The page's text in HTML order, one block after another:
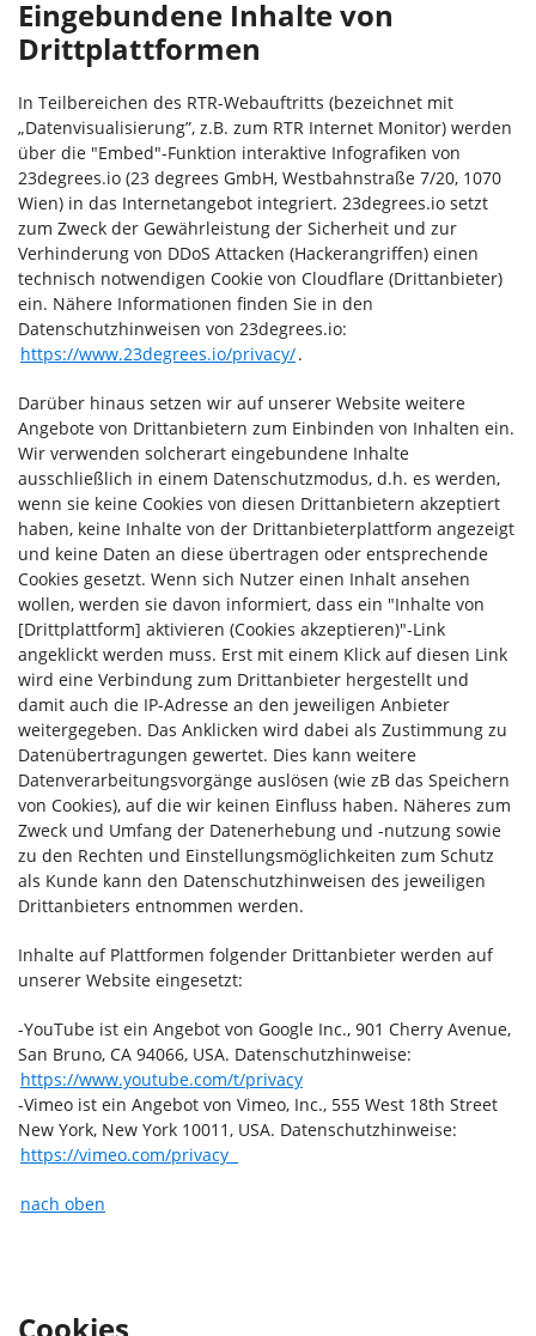
Eingebundene Inhalte von
Drittplattformen
In Teilbereichen des RTR-Webauftritts (bezeichnet mit
„Datenvisualisierung”, z.B. zum RTR Internet Monitor) werden
über die "Embed"-Funktion interaktive Infografiken von
23degrees.io (23 degrees GmbH, Westbahnstraße 7/20, 1070
Wien) in das Internetangebot integriert. 23degrees.io setzt
zum Zweck der Gewährleistung der Sicherheit und zur
Verhinderung von DDoS Attacken (Hackerangriffen) einen
technisch notwendigen Cookie von Cloudflare (Drittanbieter)
ein. Nähere Informationen finden Sie in den
Datenschutzhinweisen von 23degrees.io:
https://www.23degrees.io/privacy/.
Darüber hinaus setzen wir auf unserer Website weitere
Angebote von Drittanbietern zum Einbinden von Inhalten ein.
Wir verwenden solcherart eingebundene Inhalte
ausschließlich in einem Datenschutzmodus, d.h. es werden,
wenn sie keine Cookies von diesen Drittanbietern akzeptiert
haben, keine Inhalte von der Drittanbieterplattform angezeigt
und keine Daten an diese übertragen oder entsprechende
Cookies gesetzt. Wenn sich Nutzer einen Inhalt ansehen
wollen, werden sie davon informiert, dass ein "Inhalte von
[Drittplattform] aktivieren (Cookies akzeptieren)"-Link
angeklickt werden muss. Erst mit einem Klick auf diesen Link
wird eine Verbindung zum Drittanbieter hergestellt und
damit auch die IP-Adresse an den jeweiligen Anbieter
weitergegeben. Das Anklicken wird dabei als Zustimmung zu
Datenübertragungen gewertet. Dies kann weitere
Datenverarbeitungsvorgänge auslösen (wie zB das Speichern
von Cookies), auf die wir keinen Einfluss haben. Näheres zum
Zweck und Umfang der Datenerhebung und -nutzung sowie
zu den Rechten und Einstellungsmöglichkeiten zum Schutz
als Kunde kann den Datenschutzhinweisen des jeweiligen
Drittanbieters entnommen werden.
Inhalte auf Plattformen folgender Drittanbieter werden auf
unserer Website eingesetzt:
-YouTube ist ein Angebot von Google Inc., 901 Cherry Avenue,
San Bruno, CA 94066, USA. Datenschutzhinweise:
https://www.youtube.com/t/privacy
-Vimeo ist ein Angebot von Vimeo, Inc., 555 West 18th Street
New York, New York 10011, USA. Datenschutzhinweise:
https://vimeo.com/privacy
nach oben
Cookies